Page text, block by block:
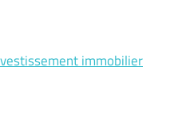
immobilier